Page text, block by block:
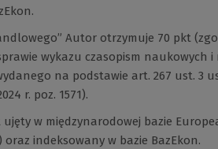
Autor otrzymuje 70 pkt
wykazu czasopism naukowych i
na podstawie art. 267 ust. 3
r. poz. 1571).
w międzynarodowej bazie
indeksowany w bazie BazEkon.